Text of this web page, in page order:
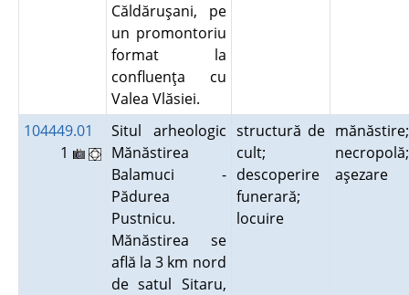
Căldăruşani, pe
un promontoriu
format la
confluenţa cu
Valea Vlăsiei.
104449.01
1
Situl arheologic
Mănăstirea
Balamuci -
Pădurea
Pustnicu.
Mănăstirea se
află la 3 km nord
de satul Sitaru,
structură de
cult;
descoperire
funerară;
locuire
mănăstire;
necropolă;
aşezare